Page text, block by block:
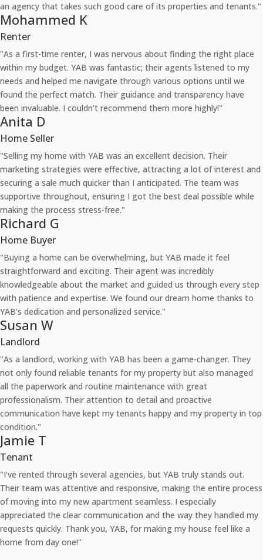
an agency that takes such good care of its properties and tenants."
Mohammed K
Renter
"As a first-time renter, I was nervous about finding the right place
within my budget. YAB was fantastic; their agents listened to my
needs and helped me navigate through various options until we
found the perfect match. Their guidance and transparency have
been invaluable. I couldn’t recommend them more highly!"
Anita D
Home Seller
"Selling my home with YAB was an excellent decision. Their
marketing strategies were effective, attracting a lot of interest and
securing a sale much quicker than I anticipated. The team was
supportive throughout, ensuring I got the best deal possible while
making the process stress-free."
Richard G
Home Buyer
"Buying a home can be overwhelming, but YAB made it feel
straightforward and exciting. Their agent was incredibly
knowledgeable about the market and guided us through every step
with patience and expertise. We found our dream home thanks to
YAB's dedication and personalized service."
Susan W
Landlord
"As a landlord, working with YAB has been a game-changer. They
not only found reliable tenants for my property but also managed
all the paperwork and routine maintenance with great
professionalism. Their attention to detail and proactive
communication have kept my tenants happy and my property in top
condition."
Jamie T
Tenant
"I’ve rented through several agencies, but YAB truly stands out.
Their team was attentive and responsive, making the entire process
of moving into my new apartment seamless. I especially
appreciated the clear communication and the way they handled my
requests quickly. Thank you, YAB, for making my house feel like a
home from day one!"